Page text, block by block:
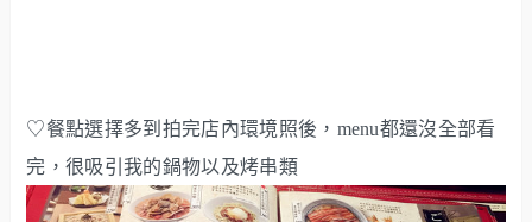
♡餐點選擇多到拍完店內環境照後，menu都還沒全部看
完，很吸引我的鍋物以及烤串類